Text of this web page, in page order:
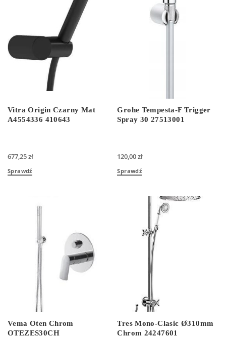
Vitra Origin Czarny Mat
A4554336 410643
677,25zł
Sprawdź
Grohe Tempesta-F Trigger
Spray 30 27513001
120,00zł
Sprawdź
Vema Oten Chrom
OTEZES30CH
Tres Mono-Clasic Ø310mm
Chrom 24247601